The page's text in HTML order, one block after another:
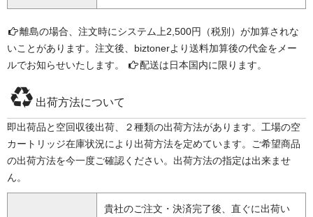
離島の場合、注文時にシステム上2,500円（税別）が加算されな
いことがあります。注文後、biztonerより送料加算後の代金をメー
ルでお知らせいたします。
配送は日本国内に限ります。
出荷方法について
即出荷品と空回収後出荷、２種類の出荷方法があります。工場の空
カートリッジ在庫状況により出荷方法を定めています。ご希望商品
の出荷方法を今一度ご確認ください。出荷方法の指定は出来ませ
ん。
貴社のご注文・決済完了後、直ぐに出荷い